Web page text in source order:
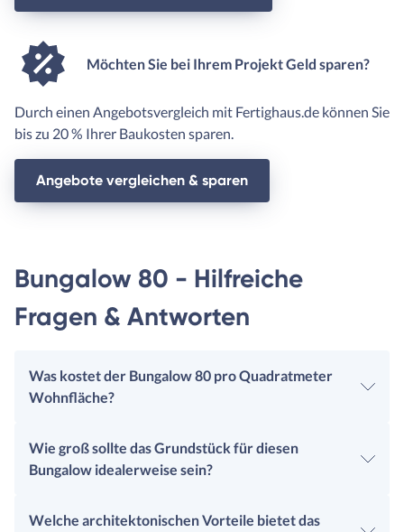
Möchten Sie bei Ihrem Projekt Geld sparen?
Durch einen Angebotsvergleich mit Fertighaus.de können Sie
bis zu 20 % Ihrer Baukosten sparen.
Angebote vergleichen & sparen
Bungalow 80 - Hilfreiche
Fragen & Antworten
Was kostet der Bungalow 80 pro Quadratmeter
Wohnfläche?
Wie groß sollte das Grundstück für diesen
Bungalow idealerweise sein?
Welche architektonischen Vorteile bietet das